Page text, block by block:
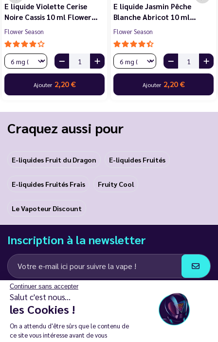
Continuer sans accepter
Salut c'est nous...
les Cookies !
On a attendu d'être sûrs que le contenu de
ce site vous intéresse avant de vous
E liquide Violette Cerise
Noire Cassis 10 ml Flower…
Flower Season
Ajouter 2,20 €
E liquide Jasmin Pêche
Blanche Abricot 10 ml…
Flower Season
Ajouter 2,20 €
Craquez aussi pour
E-liquides Fruit du Dragon E-liquides Fruités
E-liquides Fruités Frais Fruity Cool
Le Vapoteur Discount
Inscription à la newsletter
J’accepte de recevoir des communications e-mail et SMS de la part de
LD Groupe
Restez en contact